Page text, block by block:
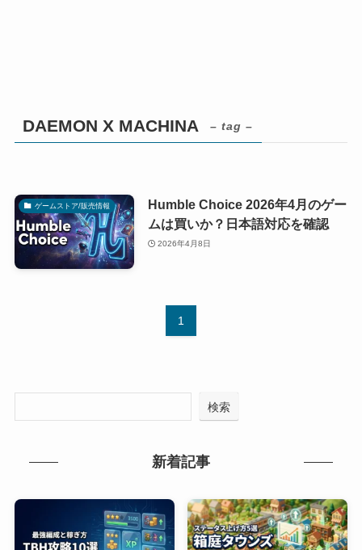
DAEMON X MACHINA – tag –
ゲームストア/販売情報
Humble Choice 2026年4月のゲー
ムは買いか？日本語対応を確認
2026年4月8日
1
検索
新着記事